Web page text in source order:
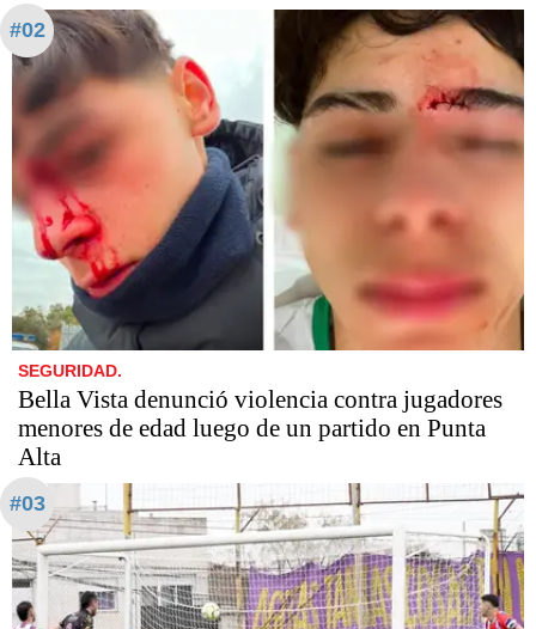
#02
SEGURIDAD.
Bella Vista denunció violencia contra jugadores
menores de edad luego de un partido en Punta
Alta
#03